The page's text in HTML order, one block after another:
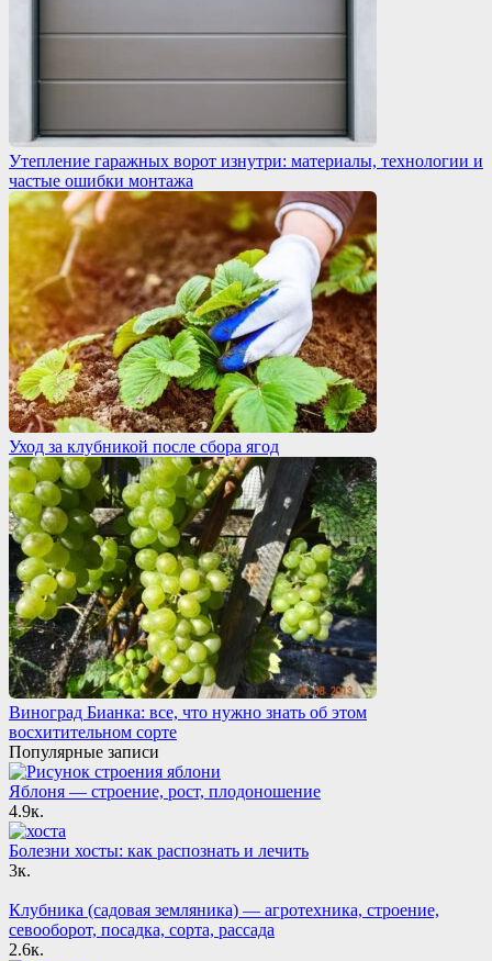
Утепление гаражных ворот изнутри: материалы, технологии и
частые ошибки монтажа
Уход за клубникой после сбора ягод
Виноград Бианка: все, что нужно знать об этом
восхитительном сорте
Популярные записи
Яблоня — строение, рост, плодоношение
4.9к.
Болезни хосты: как распознать и лечить
3к.
Клубника (садовая земляника) — агротехника, строение,
севооборот, посадка, сорта, рассада
2.6к.